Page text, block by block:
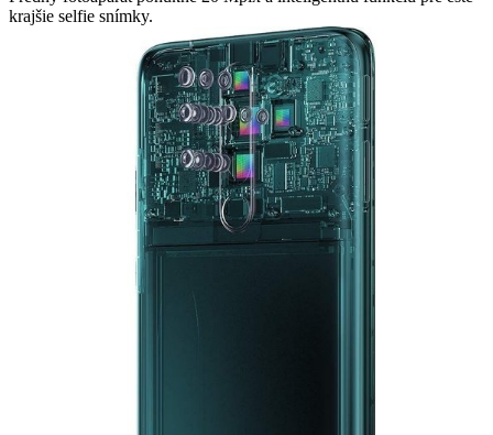
krajšie selfie snímky.